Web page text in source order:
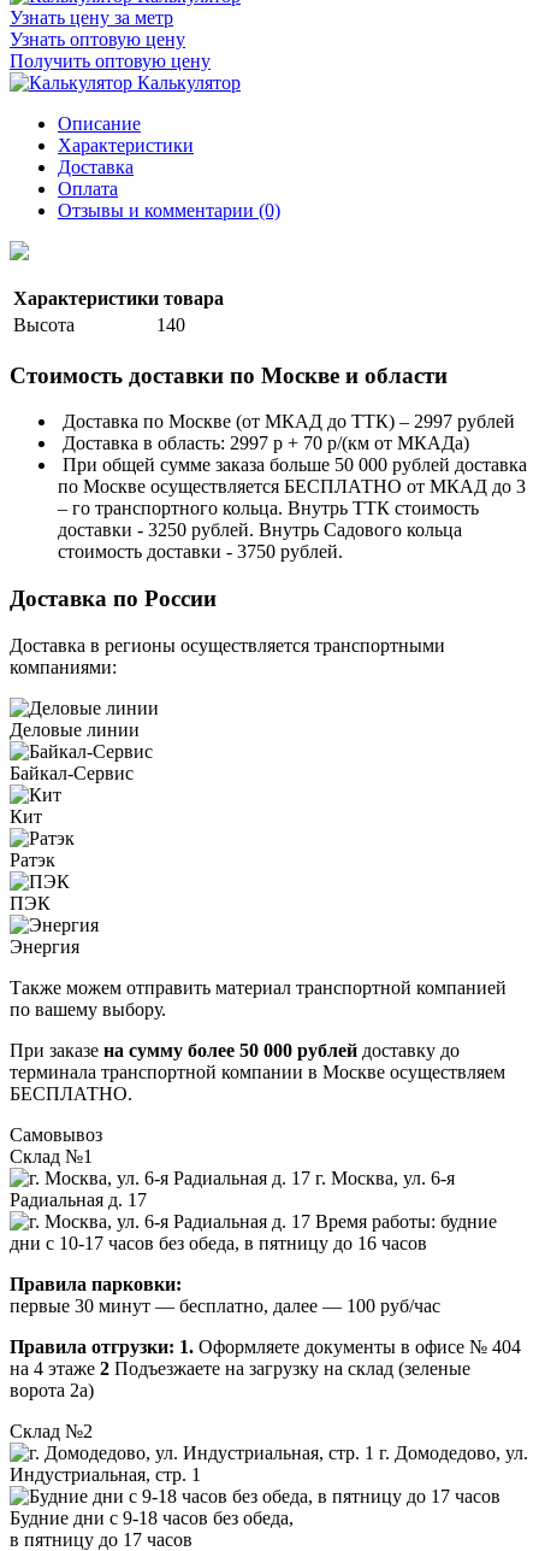
Узнать цену за метр
Узнать оптовую цену
Получить оптовую цену
Калькулятор
Описание
Характеристики
Доставка
Оплата
Отзывы и комментарии (0)
Характеристики товара
Высота
140
Стоимость доставки по Москве и области
Доставка по Москве (от МКАД до ТТК) – 2997 рублей
Доставка в область: 2997 р + 70 р/(км от МКАДа)
При общей сумме заказа больше 50 000 рублей доставка
по Москве осуществляется БЕСПЛАТНО от МКАД до 3
– го транспортного кольца. Внутрь ТТК стоимость
доставки - 3250 рублей. Внутрь Садового кольца
стоимость доставки - 3750 рублей.
Доставка по России
Доставка в регионы осуществляется транспортными
компаниями:
Деловые линии
Байкал-Сервис
Кит
Ратэк
ПЭК
Энергия
Также можем отправить материал транспортной компанией
по вашему выбору.
При заказе на сумму более 50 000 рублей доставку до
терминала транспортной компании в Москве осуществляем
БЕСПЛАТНО.
Самовывоз
Склад №1
г. Москва, ул. 6-я
Радиальная д. 17
Время работы: будние
дни с 10-17 часов без обеда, в пятницу до 16 часов
Правила парковки:
первые 30 минут — бесплатно, далее — 100 руб/час
Правила отгрузки: 1. Оформляете документы в офисе № 404
на 4 этаже 2 Подъезжаете на загрузку на склад (зеленые
ворота 2а)
Склад №2
г. Домодедово, ул.
Индустриальная, стр. 1
Будние дни с 9-18 часов без обеда,
в пятницу до 17 часов